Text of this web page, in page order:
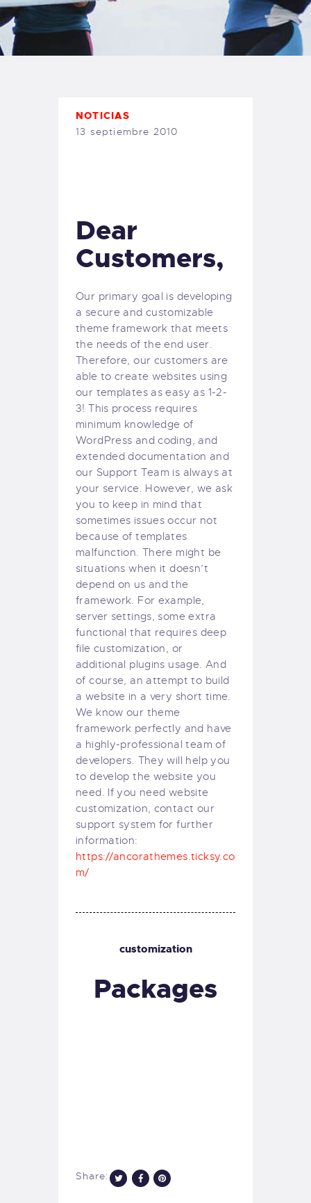
TIENDA FAMILY SURFERS
WEBCAM SALINAS
PEDIDOS
NOTICIAS
13 septiembre 2010
Dear
Customers,
Our primary goal is developing
a secure and customizable
theme framework that meets
the needs of the end user.
Therefore, our customers are
able to create websites using
our templates as easy as 1-2-
3! This process requires
minimum knowledge of
WordPress and coding, and
extended documentation and
our Support Team is always at
your service. However, we ask
you to keep in mind that
sometimes issues occur not
because of templates
malfunction. There might be
situations when it doesn’t
depend on us and the
framework. For example,
server settings, some extra
functional that requires deep
file customization, or
additional plugins usage. And
of course, an attempt to build
a website in a very short time.
We know our theme
framework perfectly and have
a highly-professional team of
developers. They will help you
to develop the website you
need. If you need website
customization, contact our
support system for further
information:
https://ancorathemes.ticksy.co
m/
customization
Packages
Share: